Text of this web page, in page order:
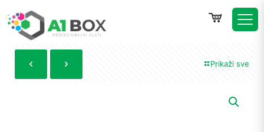
Prikaži sve